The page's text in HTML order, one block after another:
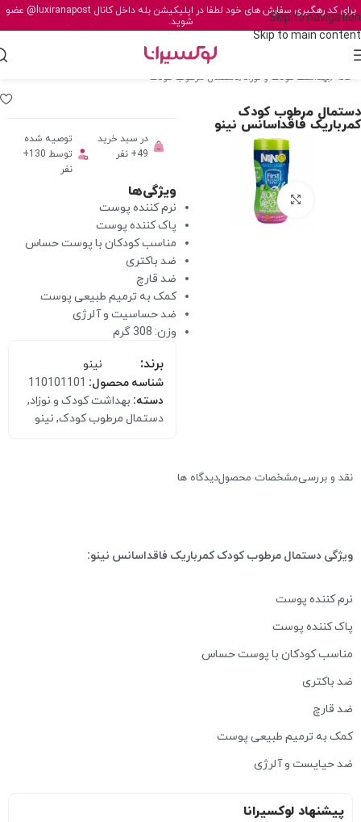
Skip to navigation
Skip to main content
برای کد رهگیری سفارش های خود لطفا در اپلیکیشن بله داخل کانال@luxiranapost عضو
شوید.
خانه /بهداشت کودک و نوزاد /دستمال مرطوب کودک
دستمال مرطوب کودک
کمرباريک فاقداسانس نینو
برای بزرگنمایی کلیک کنید
در سبد خرید
49+ نفر
توصیه شده
توسط 130+
نفر
ویژگی‌ها
نرم کننده پوست
پاک کننده پوست
مناسب کودکان با پوست حساس
ضد باکتری
ضد قارچ
کمک به ترمیم طبیعی پوست
ضد حساسیت و آلرژی
وزن: 308 گرم
برند:
نینو
شناسه محصول: 110101101
دسته: بهداشت کودک و نوزاد,
دستمال مرطوب کودک, نینو
نقد و بررسیمشخصات محصولدیدگاه ها
ویژگی دستمال مرطوب کودک کمرباريک فاقداسانس نینو:
نرم کننده پوست
پاک کننده پوست
مناسب کودکان با پوست حساس
ضد باکتری
ضد قارچ
کمک به ترمیم طبیعی پوست
ضد حیایست و آلرژی
پیشنهاد لوکسیرانا